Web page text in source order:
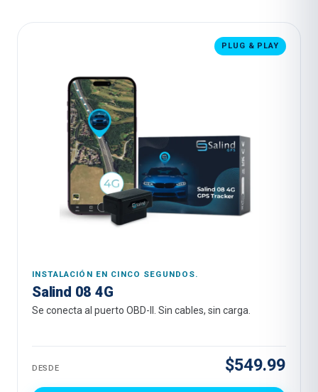
PLUG & PLAY
INSTALACIÓN EN CINCO SEGUNDOS.
Salind 08 4G
Se conecta al puerto OBD-II. Sin cables, sin carga.
DESDE $549.99